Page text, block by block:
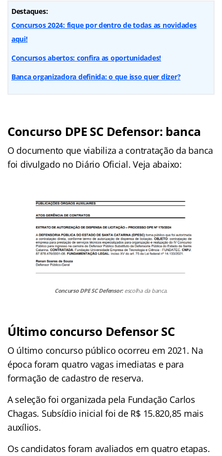
Destaques:
Concursos 2024: fique por dentro de todas as novidades
aqui!
Concursos abertos: confira as oportunidades!
Banca organizadora definida: o que isso quer dizer?
Concurso DPE SC Defensor: banca
O documento que viabiliza a contratação da banca
foi divulgado no Diário Oficial. Veja abaixo:
Concurso DPE SC Defensor: escolha da banca.
Último concurso Defensor SC
O último concurso público ocorreu em 2021. Na
época foram quatro vagas imediatas e para
formação de cadastro de reserva.
A seleção foi organizada pela Fundação Carlos
Chagas. Subsídio inicial foi de R$ 15.820,85 mais
auxílios.
Os candidatos foram avaliados em quatro etapas.